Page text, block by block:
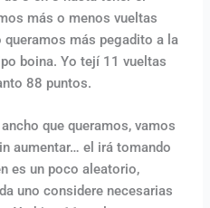
más o menos vueltas
más pegadito a la
boina. Yo tejí 11 vueltas
88 puntos.
que queramos, vamos
aumentar… el irá tomando
es un poco aleatorio,
uno considere necesarias